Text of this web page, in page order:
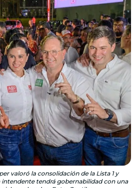
valoró la consolidación de la Lista 1 y
intendente tendrá gobernabilidad con una